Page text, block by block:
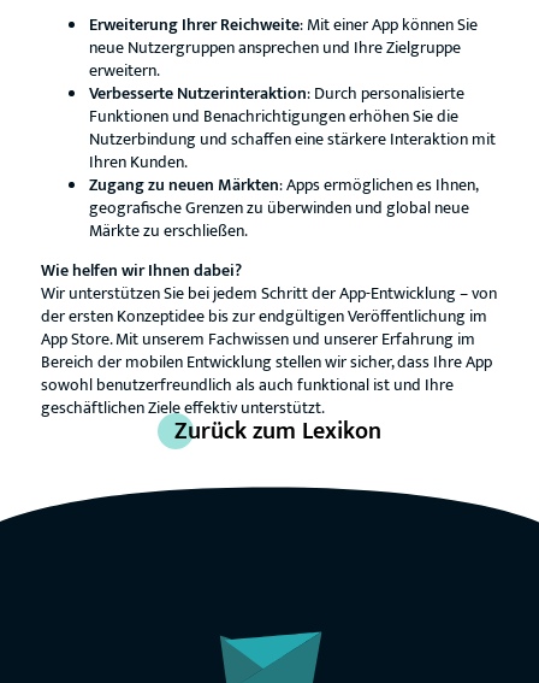
Erweiterung Ihrer Reichweite: Mit einer App können Sie
neue Nutzergruppen ansprechen und Ihre Zielgruppe
erweitern.
Verbesserte Nutzerinteraktion: Durch personalisierte
Funktionen und Benachrichtigungen erhöhen Sie die
Nutzerbindung und schaffen eine stärkere Interaktion mit
Ihren Kunden.
Zugang zu neuen Märkten: Apps ermöglichen es Ihnen,
geografische Grenzen zu überwinden und global neue
Märkte zu erschließen.
Wie helfen wir Ihnen dabei?
Wir unterstützen Sie bei jedem Schritt der App-Entwicklung – von
der ersten Konzeptidee bis zur endgültigen Veröffentlichung im
App Store. Mit unserem Fachwissen und unserer Erfahrung im
Bereich der mobilen Entwicklung stellen wir sicher, dass Ihre App
sowohl benutzerfreundlich als auch funktional ist und Ihre
geschäftlichen Ziele effektiv unterstützt.
Zurück zum Lexikon